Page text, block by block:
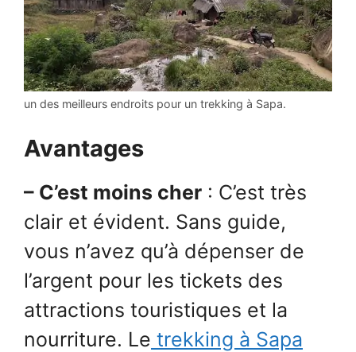
un des meilleurs endroits pour un trekking à Sapa.
Avantages
– C’est moins cher : C’est très
clair et évident. Sans guide,
vous n’avez qu’à dépenser de
l’argent pour les tickets des
attractions touristiques et la
nourriture. Le trekking à Sapa